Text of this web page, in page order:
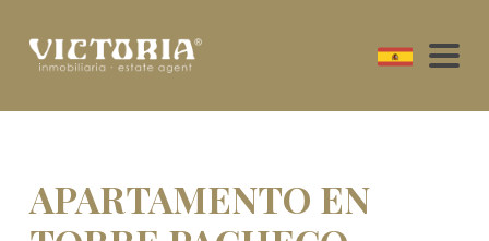
APARTAMENTO EN